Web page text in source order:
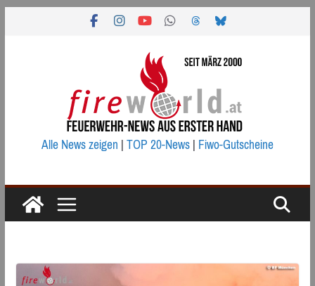
Alle News zeigen|TOP 20-News|Fiwo-Gutscheine